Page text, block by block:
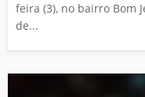
feira (3), no bairro Bom
de...